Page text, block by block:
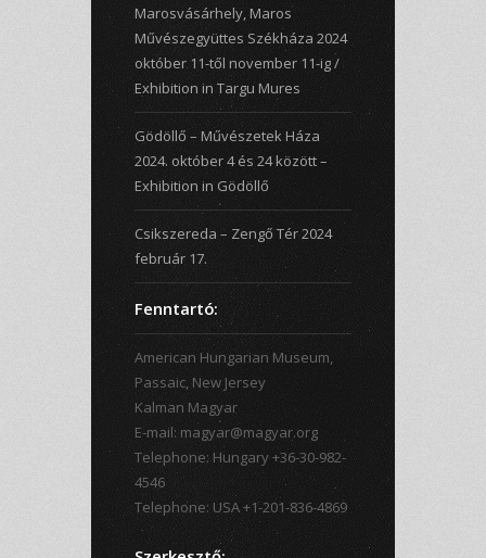
Marosvásárhely, Maros
Művészegyüttes Székháza 2024
október 11-től november 11-ig /
Exhibition in Targu Mures
Gödöllő – Művészetek Háza
2024. október 4 és 24 között –
Exhibition in Gödöllő
Csikszereda – Zengő Tér 2024
február 17.
Fenntartó:
American Hungarian Museum,
Passaic, New Jersey
Kalman Magyar
E-mail: magyar@magyar.org
Telephone: Hungary +36-30-982-
4546
Telephone: USA +1-201-836-4869